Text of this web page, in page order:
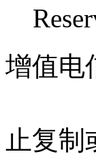
增值电
止复